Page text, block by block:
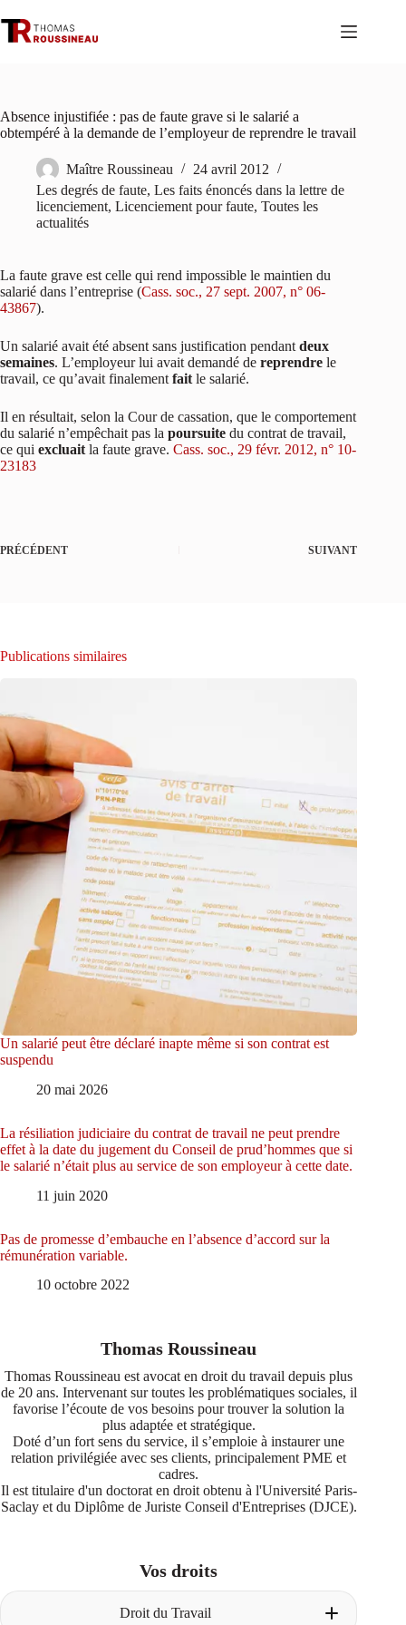
au
contenu
Absence injustifiée : pas de faute grave si le salarié a
obtempéré à la demande de l’employeur de reprendre le travail
Maître Roussineau
24 avril 2012
Les degrés de faute, Les faits énoncés dans la lettre de
licenciement, Licenciement pour faute, Toutes les
actualités
La faute grave est celle qui rend impossible le maintien du
salarié dans l’entreprise (Cass. soc., 27 sept. 2007, n° 06-
43867).
Un salarié avait été absent sans justification pendant deux
semaines. L’employeur lui avait demandé de reprendre le
travail, ce qu’avait finalement fait le salarié.
Il en résultait, selon la Cour de cassation, que le comportement
du salarié n’empêchait pas la poursuite du contrat de travail,
ce qui excluait la faute grave. Cass. soc., 29 févr. 2012, n° 10-
23183
PRÉCÉDENT SUIVANT
Publications similaires
Un salarié peut être déclaré inapte même si son contrat est
suspendu
20 mai 2026
La résiliation judiciaire du contrat de travail ne peut prendre
effet à la date du jugement du Conseil de prud’hommes que si
le salarié n’était plus au service de son employeur à cette date.
11 juin 2020
Pas de promesse d’embauche en l’absence d’accord sur la
rémunération variable.
10 octobre 2022
Thomas Roussineau
Thomas Roussineau est avocat en droit du travail depuis plus
de 20 ans. Intervenant sur toutes les problématiques sociales, il
favorise l’écoute de vos besoins pour trouver la solution la
plus adaptée et stratégique.
Doté d’un fort sens du service, il s’emploie à instaurer une
relation privilégiée avec ses clients, principalement PME et
cadres.
Il est titulaire d'un doctorat en droit obtenu à l'Université Paris-
Saclay et du Diplôme de Juriste Conseil d'Entreprises (DJCE).
Vos droits
Droit du Travail